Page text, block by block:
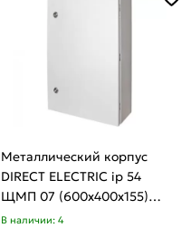
Металлический корпус
DIRECT ELECTRIC ip 54
ЩМП 07 (600x400x155)
DE16202068
В наличии: 4